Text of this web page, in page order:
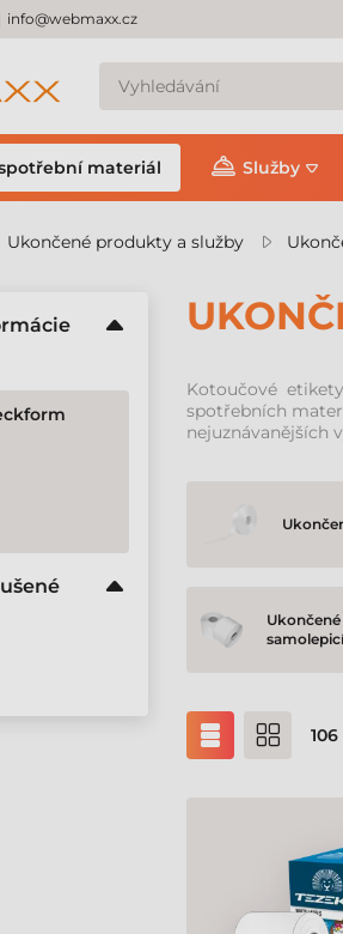
info@webmaxx.cz
materiál Služby
Ukončené produkty a služby
Kotoučové
spotřebních
nejuznávanějších
106